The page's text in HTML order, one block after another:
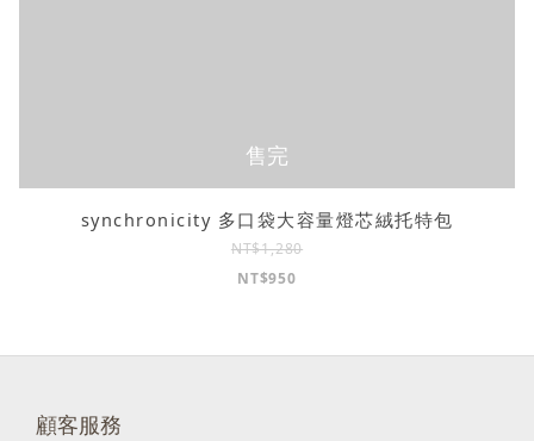
售完
synchronicity 多口袋大容量燈芯絨托特包
NT$1,280
NT$950
顧客服務